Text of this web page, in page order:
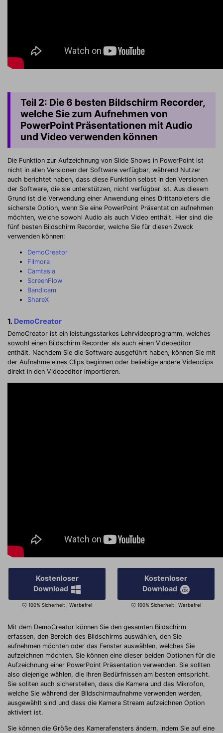
Teil 2: Die 6 besten Bildschirm Recorder,
welche Sie zum Aufnehmen von
PowerPoint Präsentationen mit Audio
und Video verwenden können
Die Funktion zur Aufzeichnung von Slide Shows in PowerPoint ist
nicht in allen Versionen der Software verfügbar, während Nutzer
auch berichtet haben, dass diese Funktion selbst in den Versionen
der Software, die sie unterstützen, nicht verfügbar ist. Aus diesem
Grund ist die Verwendung einer Anwendung eines Drittanbieters die
sicherste Option, wenn Sie eine PowerPoint Präsentation aufnehmen
möchten, welche sowohl Audio als auch Video enthält. Hier sind die
fünf besten Bildschirm Recorder, welche Sie für diesen Zweck
verwenden können:
DemoCreator
Filmora
Camtasia
ScreenFlow
Bandicam
ShareX
1. DemoCreator
DemoCreator ist ein leistungsstarkes Lehrvideoprogramm, welches
sowohl einen Bildschirm Recorder als auch einen Videoeditor
enthält. Nachdem Sie die Software ausgeführt haben, können Sie mit
der Aufnahme eines Clips beginnen oder beliebige andere Videoclips
direkt in den Videoeditor importieren.
Kostenloser
Download
100% Sicherheit | Werbefrei
Kostenloser
Download
100% Sicherheit | Werbefrei
Mit dem DemoCreator können Sie den gesamten Bildschirm
erfassen, den Bereich des Bildschirms auswählen, den Sie
aufnehmen möchten oder das Fenster auswählen, welches Sie
aufzeichnen möchten. Sie können eine dieser beiden Optionen für die
Aufzeichnung einer PowerPoint Präsentation verwenden. Sie sollten
also diejenige wählen, die Ihren Bedürfnissen am besten entspricht.
Sie sollten auch sicherstellen, dass die Kamera und das Mikrofon,
welche Sie während der Bildschirmaufnahme verwenden werden,
ausgewählt sind und dass die Kamera Stream aufzeichnen Option
aktiviert ist.
Sie können die Größe des Kamerafensters ändern, indem Sie auf eine